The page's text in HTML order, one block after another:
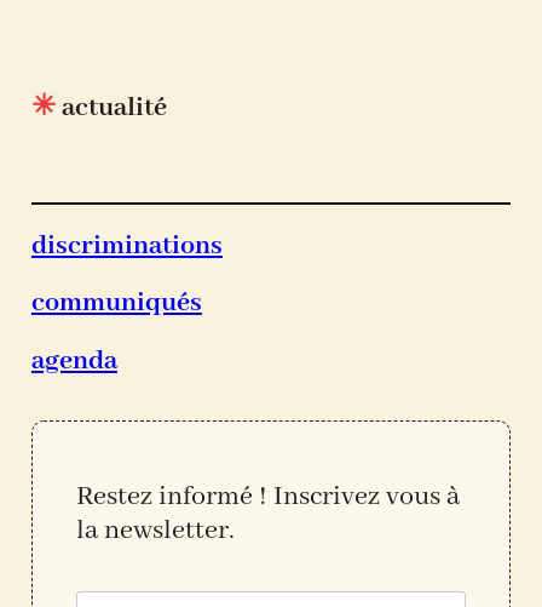
✳actualité
discriminations
communiqués
agenda
Restez informé ! Inscrivez vous à
la newsletter.